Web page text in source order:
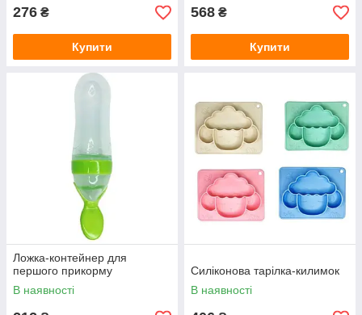
276 ₴
Купити
568 ₴
Купити
Ложка-контейнер для
першого прикорму
В наявності
Силіконова тарілка-килимок
В наявності